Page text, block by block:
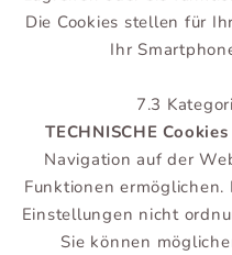
Die Cookies stellen für
Ihr
7.3
TECHNISCHE Cookies
Navigation auf der
Funktionen
Einstellungen nicht
Sie können